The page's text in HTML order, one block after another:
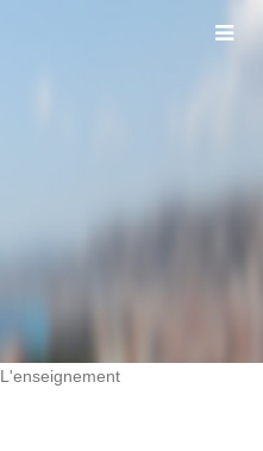
L'enseignement